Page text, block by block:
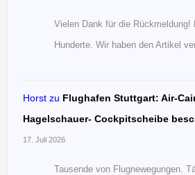
Vielen Dank für die Rückmeldung!
Hunderte. Wir haben den Artikel
Horst zu Flughafen Stuttgart: Air-
Hagelschauer- Cockpitscheibe
17. Juli 2026
Tausende von Flugnewegungen.